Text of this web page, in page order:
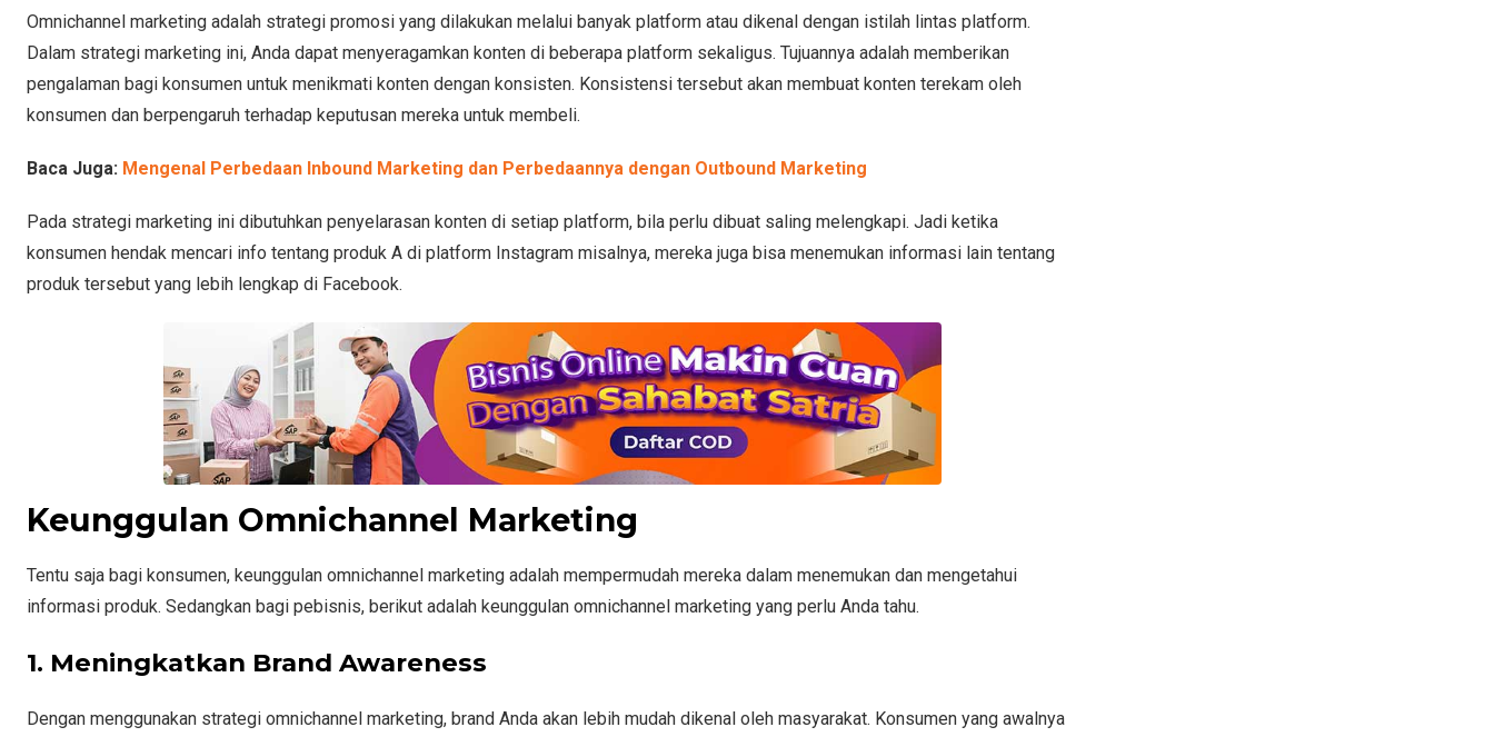
Omnichannel marketing adalah strategi promosi yang dilakukan melalui banyak platform atau dikenal dengan istilah lintas platform.
Dalam strategi marketing ini, Anda dapat menyeragamkan konten di beberapa platform sekaligus. Tujuannya adalah memberikan
pengalaman bagi konsumen untuk menikmati konten dengan konsisten. Konsistensi tersebut akan membuat konten terekam oleh
konsumen dan berpengaruh terhadap keputusan mereka untuk membeli.
Baca Juga: Mengenal Perbedaan Inbound Marketing dan Perbedaannya dengan Outbound Marketing
Pada strategi marketing ini dibutuhkan penyelarasan konten di setiap platform, bila perlu dibuat saling melengkapi. Jadi ketika
konsumen hendak mencari info tentang produk A di platform Instagram misalnya, mereka juga bisa menemukan informasi lain tentang
produk tersebut yang lebih lengkap di Facebook.
Keunggulan Omnichannel Marketing
Tentu saja bagi konsumen, keunggulan omnichannel marketing adalah mempermudah mereka dalam menemukan dan mengetahui
informasi produk. Sedangkan bagi pebisnis, berikut adalah keunggulan omnichannel marketing yang perlu Anda tahu.
1. Meningkatkan Brand Awareness
Dengan menggunakan strategi omnichannel marketing, brand Anda akan lebih mudah dikenal oleh masyarakat. Konsumen yang awalnya